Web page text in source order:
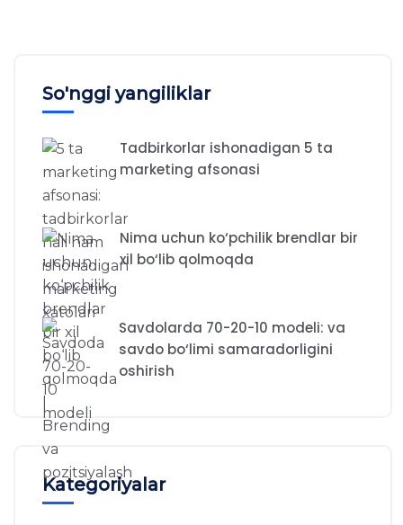
So'nggi yangiliklar
Tadbirkorlar ishonadigan 5 ta
marketing afsonasi
Nima uchun ko‘pchilik brendlar bir
xil bo‘lib qolmoqda
Savdolarda 70-20-10 modeli: va
savdo bo‘limi samaradorligini
oshirish
Kategoriyalar